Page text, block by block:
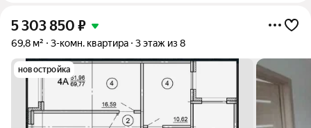
5 303 850 ₽
69,8 м² 3-комн. квартира 3 этаж из 8
новостройка